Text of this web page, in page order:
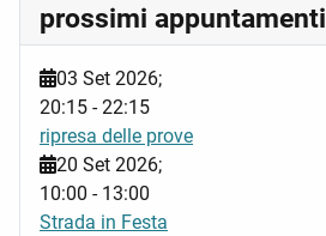
prossimi appuntamenti
03 Set 2026;
20:15 -22:15
ripresa delle prove
20 Set 2026;
10:00 - 13:00
Strada in Festa